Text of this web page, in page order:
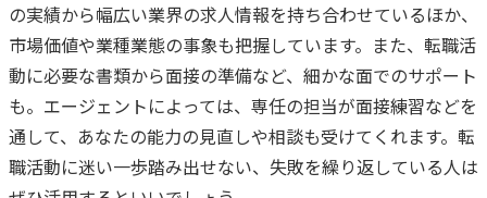
の実績から幅広い業界の求人情報を持ち合わせているほか、
市場価値や業種業態の事象も把握しています。また、転職活
動に必要な書類から面接の準備など、細かな面でのサポート
も。 エージェントによっては、専任の担当が面接練習などを
通して、あなたの能力の見直しや相談も受けてくれます。転
職活動に迷い一歩踏み出せない、失敗を繰り返している人は